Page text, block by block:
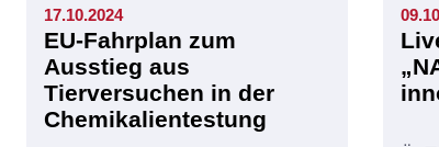
17.10.2024
EU-Fahrplan zum
Ausstieg aus
Tierversuchen in der
Chemikalientestung